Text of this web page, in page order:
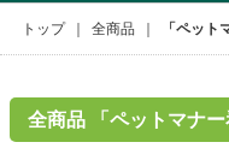
トップ 全商品 「ペッ
全商品 「ペットマナ